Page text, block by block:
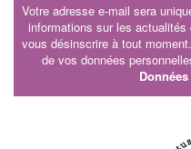
Votre adresse e-mail sera
informations sur les
vous désinscrire à tout
de vos données